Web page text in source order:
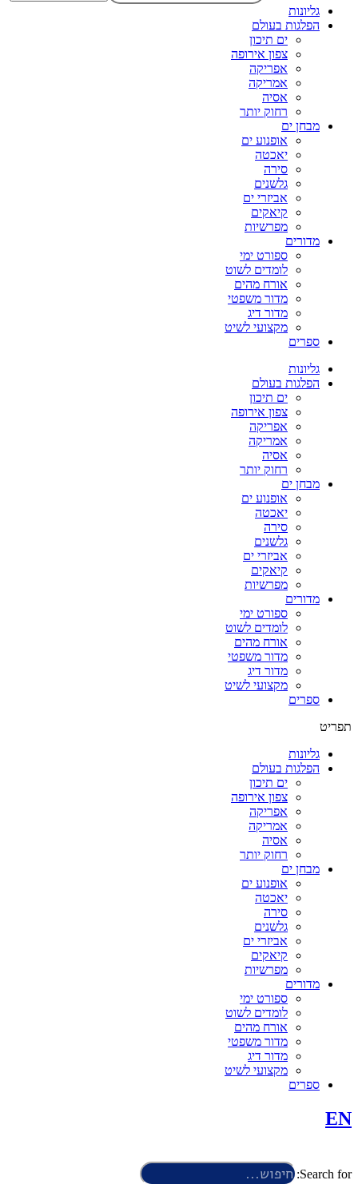
גליונות
הפלגות בעולם
ים תיכון
צפון אירופה
אפריקה
אמריקה
אסיה
רחוק יותר
מבחן ים
אופנוע ים
יאכטה
סירה
גלשנים
אביזרי ים
קיאקים
מפרשיות
מדורים
ספורט ימי
לומדים לשוט
אורח מהים
מדור משפטי
מדור דיג
מקצועי לשיט
ספרים
גליונות
הפלגות בעולם
ים תיכון
צפון אירופה
אפריקה
אמריקה
אסיה
רחוק יותר
מבחן ים
אופנוע ים
יאכטה
סירה
גלשנים
אביזרי ים
קיאקים
מפרשיות
מדורים
ספורט ימי
לומדים לשוט
אורח מהים
מדור משפטי
מדור דיג
מקצועי לשיט
ספרים
תפריט
גליונות
הפלגות בעולם
ים תיכון
צפון אירופה
אפריקה
אמריקה
אסיה
רחוק יותר
מבחן ים
אופנוע ים
יאכטה
סירה
גלשנים
אביזרי ים
קיאקים
מפרשיות
מדורים
ספורט ימי
לומדים לשוט
אורח מהים
מדור משפטי
מדור דיג
מקצועי לשיט
ספרים
EN
Search for: